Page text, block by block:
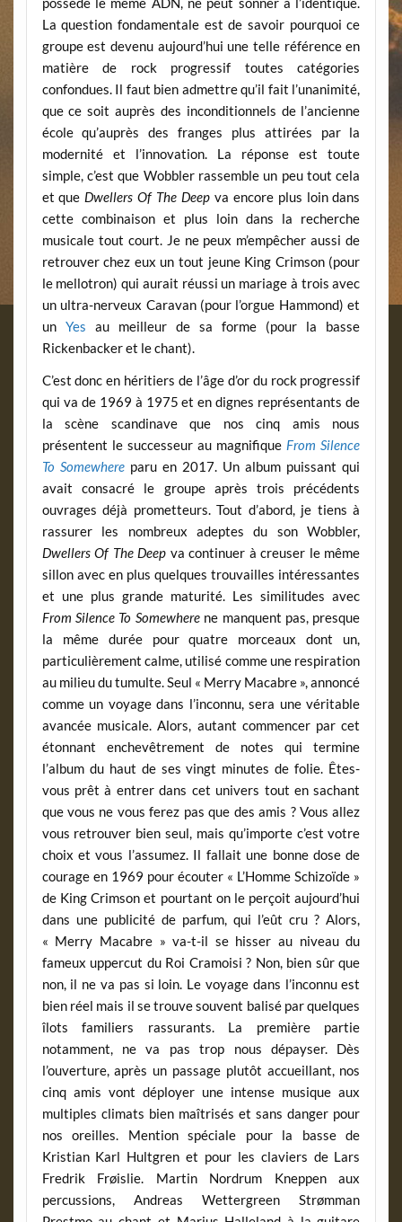
La question fondamentale est de savoir pourquoi ce
groupe est devenu aujourd’hui une telle référence en
matière de rock progressif toutes catégories
confondues. Il faut bien admettre qu’il fait l’unanimité,
que ce soit auprès des inconditionnels de l’ancienne
école qu’auprès des franges plus attirées par la
modernité et l’innovation. La réponse est toute
simple, c’est que Wobbler rassemble un peu tout cela
et que Dwellers Of The Deep va encore plus loin dans
cette combinaison et plus loin dans la recherche
musicale tout court. Je ne peux m’empêcher aussi de
retrouver chez eux un tout jeune King Crimson (pour
le mellotron) qui aurait réussi un mariage à trois avec
un ultra-nerveux Caravan (pour l’orgue Hammond) et
un Yes au meilleur de sa forme (pour la basse
Rickenbacker et le chant).
C’est donc en héritiers de l’âge d’or du rock progressif
qui va de 1969 à 1975 et en dignes représentants de
la scène scandinave que nos cinq amis nous
présentent le successeur au magnifique From Silence
To Somewhere paru en 2017. Un album puissant qui
avait consacré le groupe après trois précédents
ouvrages déjà prometteurs. Tout d’abord, je tiens à
rassurer les nombreux adeptes du son Wobbler,
Dwellers Of The Deep va continuer à creuser le même
sillon avec en plus quelques trouvailles intéressantes
et une plus grande maturité. Les similitudes avec
From Silence To Somewhere ne manquent pas, presque
la même durée pour quatre morceaux dont un,
particulièrement calme, utilisé comme une respiration
au milieu du tumulte. Seul « Merry Macabre », annoncé
comme un voyage dans l’inconnu, sera une véritable
avancée musicale. Alors, autant commencer par cet
étonnant enchevêtrement de notes qui termine
l’album du haut de ses vingt minutes de folie. Êtes-
vous prêt à entrer dans cet univers tout en sachant
que vous ne vous ferez pas que des amis ? Vous allez
vous retrouver bien seul, mais qu’importe c’est votre
choix et vous l’assumez. Il fallait une bonne dose de
courage en 1969 pour écouter « L’Homme Schizoïde »
de King Crimson et pourtant on le perçoit aujourd’hui
dans une publicité de parfum, qui l’eût cru ? Alors,
« Merry Macabre » va-t-il se hisser au niveau du
fameux uppercut du Roi Cramoisi ? Non, bien sûr que
non, il ne va pas si loin. Le voyage dans l’inconnu est
bien réel mais il se trouve souvent balisé par quelques
îlots familiers rassurants. La première partie
notamment, ne va pas trop nous dépayser. Dès
l’ouverture, après un passage plutôt accueillant, nos
cinq amis vont déployer une intense musique aux
multiples climats bien maîtrisés et sans danger pour
nos oreilles. Mention spéciale pour la basse de
Kristian Karl Hultgren et pour les claviers de Lars
Fredrik Frøislie. Martin Nordrum Kneppen aux
percussions, Andreas Wettergreen Strømman